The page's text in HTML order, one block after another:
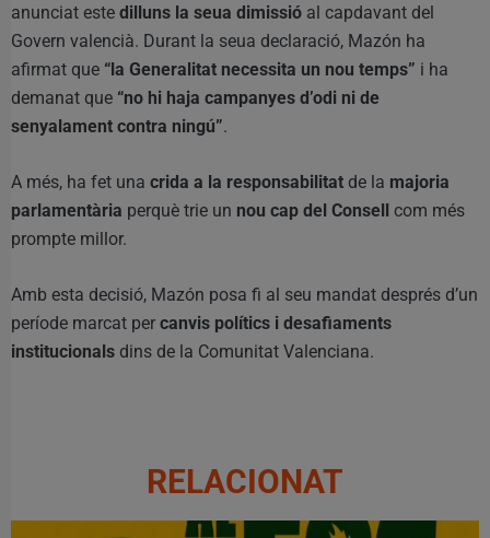
anunciat este dilluns la seua dimissió al capdavant del
Govern valencià. Durant la seua declaració, Mazón ha
afirmat que “la Generalitat necessita un nou temps” i ha
demanat que “no hi haja campanyes d’odi ni de
senyalament contra ningú”.
A més, ha fet una crida a la responsabilitat de la majoria
parlamentària perquè trie un nou cap del Consell com més
prompte millor.
Amb esta decisió, Mazón posa fi al seu mandat després d’un
període marcat per canvis polítics i desafiaments
institucionals dins de la Comunitat Valenciana.
RELACIONAT